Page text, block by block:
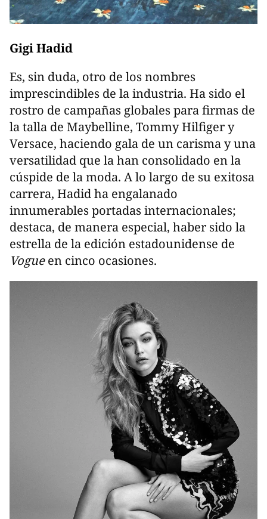
Gigi Hadid
Es, sin duda, otro de los nombres
imprescindibles de la industria. Ha sido el
rostro de campañas globales para firmas de
la talla de Maybelline, Tommy Hilfiger y
Versace, haciendo gala de un carisma y una
versatilidad que la han consolidado en la
cúspide de la moda. A lo largo de su exitosa
carrera, Hadid ha engalanado
innumerables portadas internacionales;
destaca, de manera especial, haber sido la
estrella de la edición estadounidense de
Vogueen cinco ocasiones.